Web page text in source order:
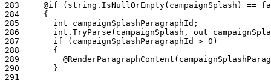
283
284
285
286
287
288
289
290
291